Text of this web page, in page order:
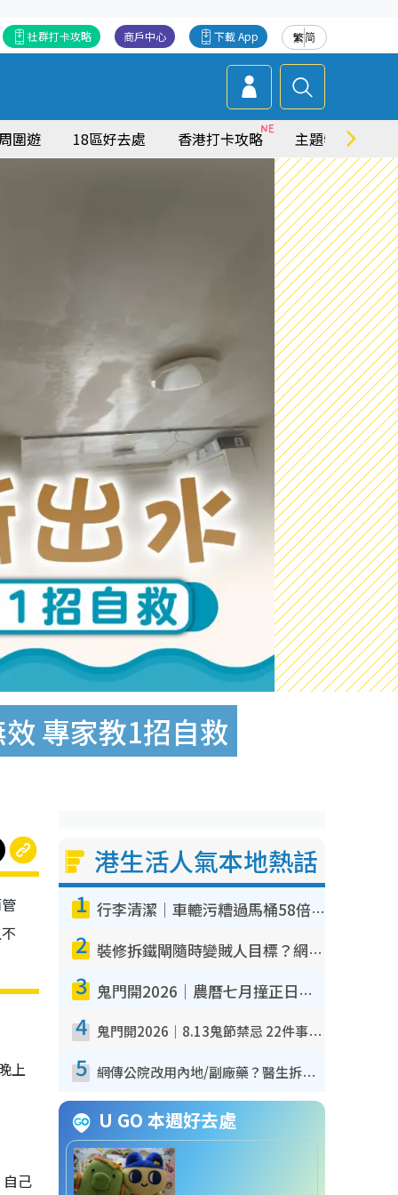
繁简
下載 App
商戶中心
社群打卡攻略
圍遊 18區好去處 香港打卡攻略 主題特集
專家教1招自救
上
己
港生活人氣本地熱話
1 行李清潔｜車轆污糟過馬桶58倍！專家警告忌用酒精抹 教1招免污手除菌
2 裝修拆鐵閘隨時變賊人目標？網民揭2大關鍵用途：裝新式等於白裝？附新舊鐵閘分別
3 鬼門開2026｜農曆七月撞正日全食特別邪？專家警告切忌做一事！揭4大禁忌+2招保平安
4 鬼門開2026｜8.13鬼節禁忌 22件事唔做得！燒肉、刺身要少食？半夜勿吹口哨/打呢個電話
5 網傳公院改用內地/副廠藥？醫生拆解正副廠分別 揭4類人換藥隨時出事
U GO 本週好去處